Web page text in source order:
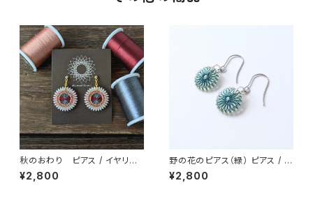
秋のおわり ピアス / イヤリン
グ / ノンホールピアス
¥2,800
野の花のピアス（緑） ピアス / ノ
ンホールピアス / イヤリング
¥2,800